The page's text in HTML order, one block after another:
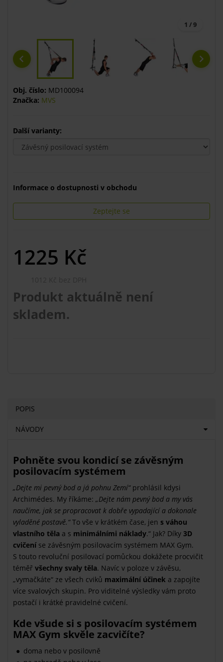
1 / 9
Obj. číslo: MD100094
Značka: MVS
Další varianty:
Informace o dostupnosti v obchodu
Zeptejte se
1225 Kč
Produkt aktuálně není
skladem.
POPIS
NÁVODY
Pohněte svou kondicí se závěsným
posilovacím systémem
„Dejte mi pevný bod a já pohnu Zemí“prohlásil kdysi
Archimédes. My říkáme: „Dejte nám pevný bod a my vás
naučíme, jak se propracovat k dobře vypadající a dokonale
vyladěné postavě.“To vše v krátkém čase, jen s váhou
vlastního těla a s minimálními náklady.“ Jak? Díky 3D
cvičeníse závěsným posilovacím systémem MAX Gym.
S touto revoluční posilovací pomůckou dokážete procvičit
téměř všechny svaly těla. Navíc v poloze v závěsu,
„vymačkáte“ ze všech cviků maximální účinek a zapojíte
více svalových skupin. Pro viditelné výsledky vám proto
postačí i krátké pravidelné cvičení.
Kde všude si s posilovacím systémem
MAX Gym skvěle zacvičíte?
doma nebo v posilovně